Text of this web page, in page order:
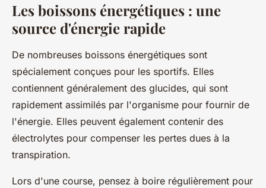
Les boissons énergétiques : une
source d'énergie rapide
De nombreuses boissons énergétiques sont
spécialement conçues pour les sportifs. Elles
contiennent généralement des glucides, qui sont
rapidement assimilés par l'organisme pour fournir de
l'énergie. Elles peuvent également contenir des
électrolytes pour compenser les pertes dues à la
transpiration.
Lors d'une course, pensez à boire régulièrement pour